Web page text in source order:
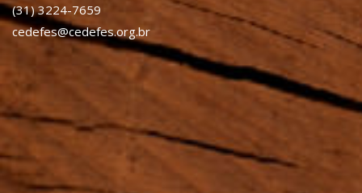
(31) 3224-7659
cedefes@cedefes.org.br